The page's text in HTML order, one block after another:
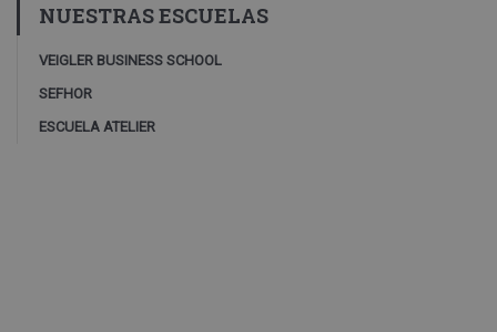
NUESTRAS ESCUELAS
VEIGLER BUSINESS SCHOOL
SEFHOR
ESCUELA ATELIER